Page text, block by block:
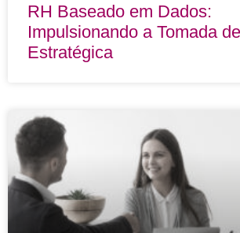
RH Baseado em Dados:
Impulsionando a Tomada
Estratégica